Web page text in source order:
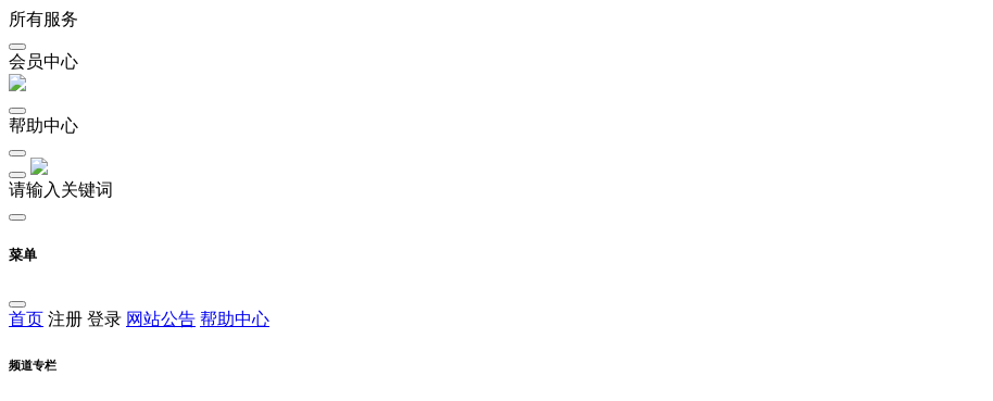
所有服务
会员中心
帮助中心
请输入关键词
菜单
首页 注册 登录 网站公告 帮助中心
频道专栏